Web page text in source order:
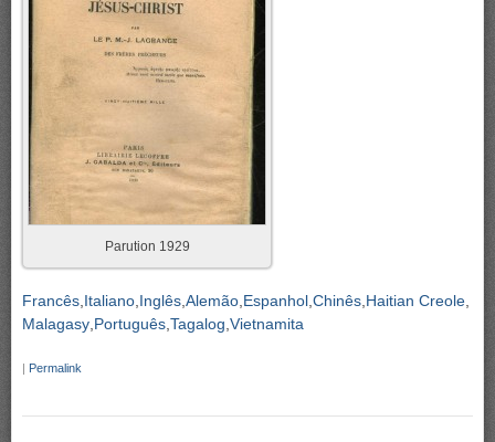
Parution 1929
Francês Italiano Inglês Alemão Espanhol Chinês Haitian Creole
Malagasy Português Tagalog Vietnamita
| Permalink